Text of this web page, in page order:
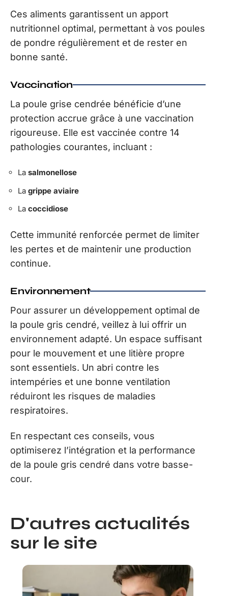
Ces aliments garantissent un apport
nutritionnel optimal, permettant à vos poules
de pondre régulièrement et de rester en
bonne santé.
Vaccination
La poule grise cendrée bénéficie d’une
protection accrue grâce à une vaccination
rigoureuse. Elle est vaccinée contre 14
pathologies courantes, incluant :
La salmonellose
La grippe aviaire
La coccidiose
Cette immunité renforcée permet de limiter
les pertes et de maintenir une production
continue.
Environnement
Pour assurer un développement optimal de
la poule gris cendré, veillez à lui offrir un
environnement adapté. Un espace suffisant
pour le mouvement et une litière propre
sont essentiels. Un abri contre les
intempéries et une bonne ventilation
réduiront les risques de maladies
respiratoires.
En respectant ces conseils, vous
optimiserez l’intégration et la performance
de la poule gris cendré dans votre basse-
cour.
D'autres actualités
sur le site